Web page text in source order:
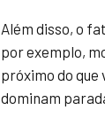
Além disso, o
por exemplo,
próximo do que
dominam